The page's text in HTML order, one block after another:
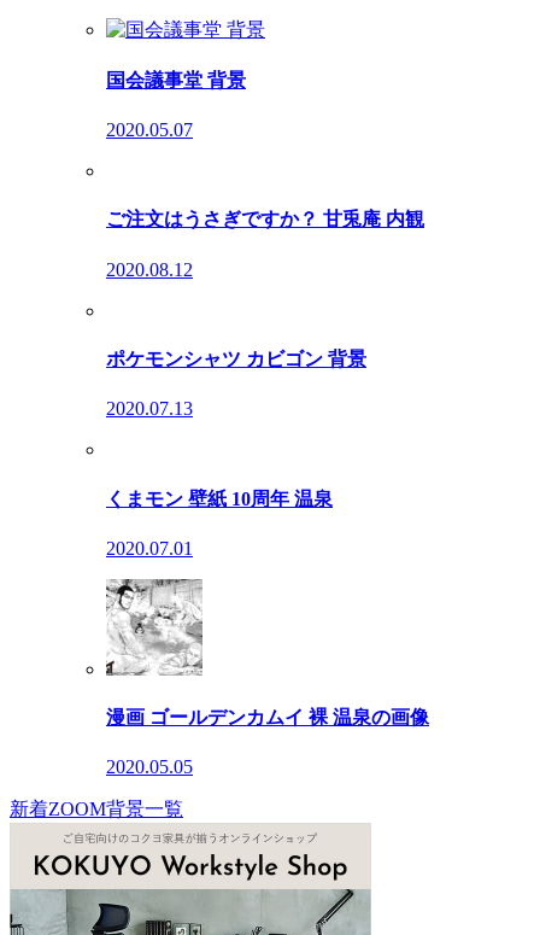
国会議事堂 背景
2020.05.07
ご注文はうさぎですか？ 甘兎庵 内観
2020.08.12
ポケモンシャツ カビゴン 背景
2020.07.13
くまモン 壁紙 10周年 温泉
2020.07.01
漫画 ゴールデンカムイ 裸 温泉の画像
2020.05.05
新着ZOOM背景一覧